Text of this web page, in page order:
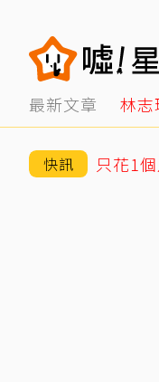
最新文章 林志
快訊 只花1